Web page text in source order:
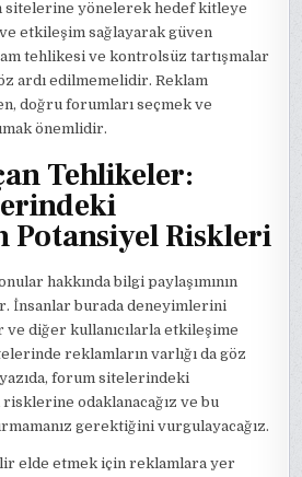
sitelerine yönelerek hedef kitleye
etkileşim sağlayarak güven
tehlikesi ve kontrolsüz tartışmalar
ardı edilmemelidir. Reklam
doğru forumları seçmek ve
önemlidir.
Tehlikeler:
Potansiyel Riskleri
hakkında bilgi paylaşımının
İnsanlar burada deneyimlerini
ve diğer kullanıcılarla etkileşime
reklamların varlığı da göz
forum sitelerindeki
odaklanacağız ve bu
gerektiğini vurgulayacağız.
elde etmek için reklamlara yer